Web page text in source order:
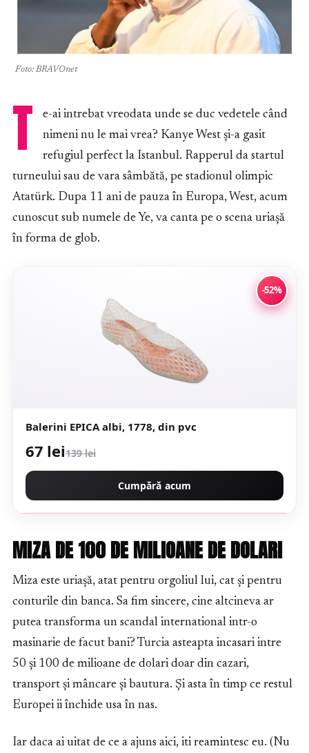
Foto: BRAVOnet
T
e-ai intrebat vreodata unde se duc vedetele când
nimeni nu le mai vrea? Kanye West și-a gasit
refugiul perfect la Istanbul. Rapperul da startul
turneului sau de vara sâmbătă, pe stadionul olimpic
Atatürk. Dupa 11 ani de pauza în Europa, West, acum
cunoscut sub numele de Ye, va canta pe o scena uriașă
în forma de glob.
-52%
Balerini EPICA albi, 1778, din pvc
67 lei139 lei
Cumpără acum
MIZA DE 100 DE MILIOANE DE DOLARI
Miza este uriașă, atat pentru orgoliul lui, cat și pentru
conturile din banca. Sa fim sincere, cine altcineva ar
putea transforma un scandal international intr-o
masinarie de facut bani? Turcia asteapta incasari intre
50 și 100 de milioane de dolari doar din cazari,
transport și mâncare și bautura. Și asta în timp ce restul
Europei ii închide usa în nas.
Iar daca ai uitat de ce a ajuns aici, iti reamintesc eu. (Nu